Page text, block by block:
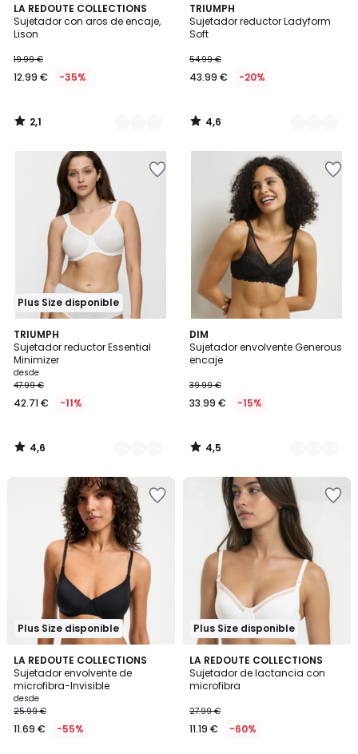
LA REDOUTE COLLECTIONS
Sujetador con aros de encaje,
Lison
19.99 €
12.99 € -35%
2,1
/
5
3
Colores
2,1
/
TRIUMPH
Sujetador reductor Ladyform
Soft
54.99 €
43.99 € -20%
4,6
/ 5
3
Colores
4,6
/
Plus Size disponible
TRIUMPH
Sujetador reductor Essential
Minimizer
desde
47.99 €
42.71 € -11%
4,6
/ 5
3
Colores
4,6
/
DIM
Sujetador envolvente Generous
encaje
39.99 €
33.99 € -15%
4,5
/ 5
3
Colores
4,5
/
Plus Size disponible
LA REDOUTE COLLECTIONS
Sujetador envolvente de
microfibra-Invisible
desde
25.99 €
11.69 € -55%
3,9
/ 5
3
Colores
Plus Size disponible
LA REDOUTE COLLECTIONS
Sujetador de lactancia con
microfibra
27.99 €
11.19 € -60%
4,2
/ 5
2
Colores